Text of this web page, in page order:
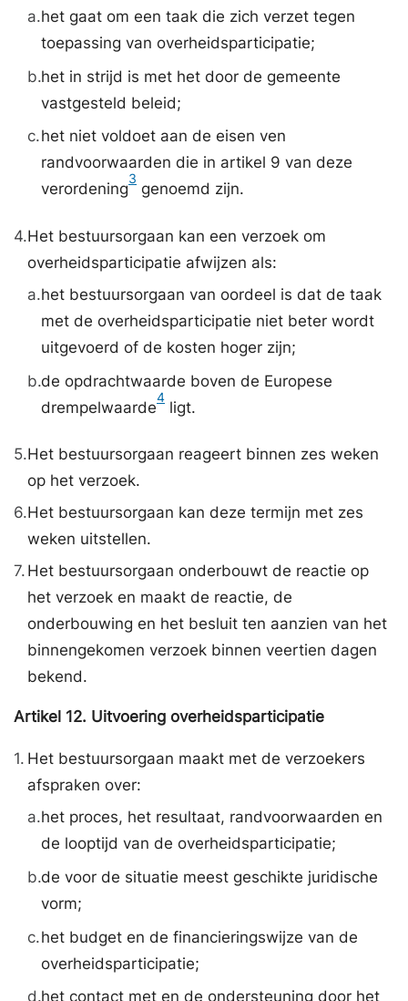
a.het gaat om een taak die zich verzet tegen
toepassing van overheidsparticipatie;
b.het in strijd is met het door de gemeente
vastgesteld beleid;
c.het niet voldoet aan de eisen ven
randvoorwaarden die in artikel 9 van deze
verordening
3
genoemd zijn.
4.Het bestuursorgaan kan een verzoek om
overheidsparticipatie afwijzen als:
a.het bestuursorgaan van oordeel is dat de taak
met de overheidsparticipatie niet beter wordt
uitgevoerd of de kosten hoger zijn;
b.de opdrachtwaarde boven de Europese
drempelwaarde
4
ligt.
5.Het bestuursorgaan reageert binnen zes weken
op het verzoek.
6.Het bestuursorgaan kan deze termijn met zes
weken uitstellen.
7. Het bestuursorgaan onderbouwt de reactie op
het verzoek en maakt de reactie, de
onderbouwing en het besluit ten aanzien van het
binnengekomen verzoek binnen veertien dagen
bekend.
Artikel 12. Uitvoering overheidsparticipatie
1. Het bestuursorgaan maakt met de verzoekers
afspraken over:
a.het proces, het resultaat, randvoorwaarden en
de looptijd van de overheidsparticipatie;
b.de voor de situatie meest geschikte juridische
vorm;
c.het budget en de financieringswijze van de
overheidsparticipatie;
d.het contact met en de ondersteuning door het